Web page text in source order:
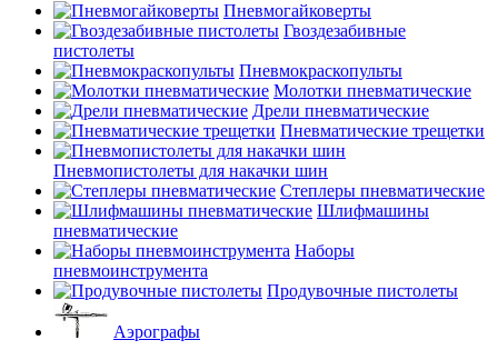
Пневмогайковерты
Гвоздезабивные
пистолеты
Пневмокраскопульты
Молотки пневматические
Дрели пневматические
Пневматические трещетки
Пневмопистолеты для накачки шин
Степлеры пневматические
Шлифмашины
пневматические
Наборы
пневмоинструмента
Продувочные пистолеты
Аэрографы